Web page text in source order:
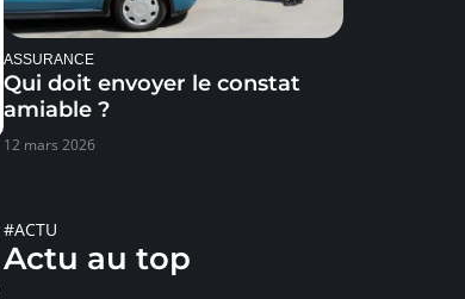
ASSURANCE
Qui doit envoyer le constat
amiable ?
12 mars 2026
#ACTU
Actu au top